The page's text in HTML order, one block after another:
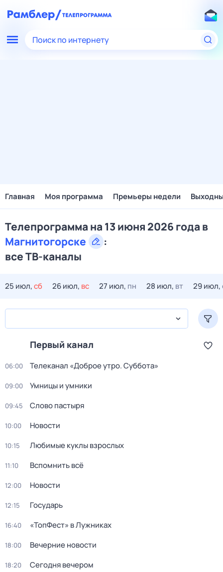
Поиск по интернету
Главная Моя программа Премьеры недели
Телепрограмма на 13 июня 2026 года в
Магнитогорске
:
все ТВ-каналы
25 июл,сб 26 июл, вс 27 июл, пн 28 июл, вт 29 июл,
Первый канал
06:00 Телеканал «Доброе утро. Суббота»
09:00 Умницы и умники
09:45 Слово пастыря
10:00 Новости
10:15 Любимые куклы взрослых
11:10 Вспомнить всё
12:00 Новости
12:15 Государь
16:40 «ТопФест» в Лужниках
18:00 Вечерние новости
18:20 Сегодня вечером